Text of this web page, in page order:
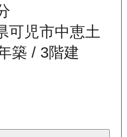
可児市中恵土
築 / 3階建